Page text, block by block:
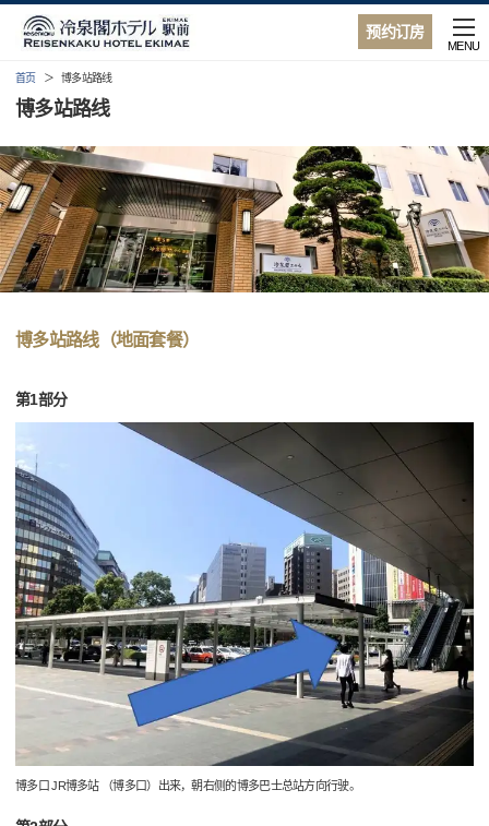
预约订房
MENU
首页 博多站路线
博多站路线
博多站路线（地面套餐）
第1部分
博多口 JR博多站 （博多口）出来，朝右侧的博多巴士总站方向行驶。